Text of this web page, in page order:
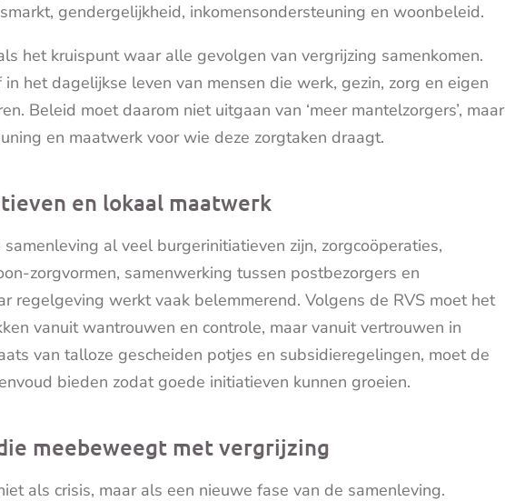
gendergelijkheid, inkomensondersteuning en woonbeleid.
het kruispunt waar alle gevolgen van vergrijzing samenkomen.
het dagelijkse leven van mensen die werk, gezin, zorg en eigen
Beleid moet daarom niet uitgaan van ‘meer mantelzorgers’, maar
en maatwerk voor wie deze zorgtaken draagt.
en lokaal maatwerk
al veel burgerinitiatieven zijn, zorgcoöperaties,
zorgvormen, samenwerking tussen postbezorgers en
regelgeving werkt vaak belemmerend. Volgens de RVS moet het
vanuit wantrouwen en controle, maar vanuit vertrouwen in
van talloze gescheiden potjes en subsidieregelingen, moet de
bieden zodat goede initiatieven kunnen groeien.
meebeweegt met vergrijzing
als crisis, maar als een nieuwe fase van de samenleving.